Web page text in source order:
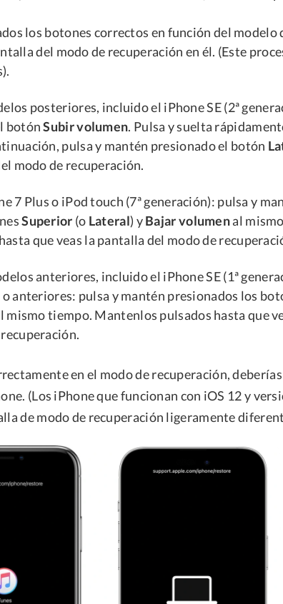
los botones correctos en función del modelo
del modo de recuperación en él. (Este
posteriores, incluido el iPhone SE (2ª
botónSubir volumen. Pulsa y suelta
pulsa y mantén presionado el botón
modo de recuperación.
7 Plus o iPod touch (7ª generación): pulsa y
Superior (o Lateral) yBajar volumenal
que veas la pantalla del modo de
anteriores, incluido el iPhone SE (1ª
o anteriores: pulsa y mantén presionados los
mismo tiempo. Mantenlos pulsados hasta que
en el modo de recuperación,
(Los iPhone que funcionan con iOS 12 y
de modo de recuperación ligeramente